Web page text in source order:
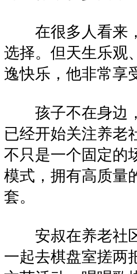
在很多人看来，
选择。但天生乐观
逸快乐，他非常享
孩子不在身边，
已经开始关注养老
不只是一个固定的
模式，拥有高质量
套。
安叔在养老社区
一起去棋盘室搓两